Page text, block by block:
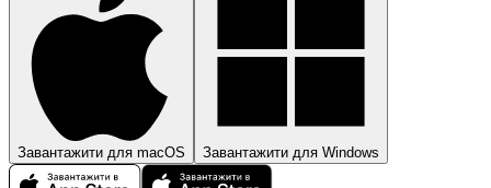
Завантажити для macOS Завантажити для Windows